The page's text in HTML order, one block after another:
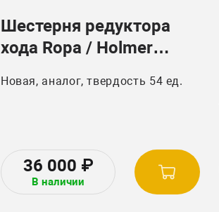
Шестерня редуктора
хода Ropa / Holmer
O-20160642/
Новая, аналог, твердость 54 ед.
36 000 ₽
В наличии